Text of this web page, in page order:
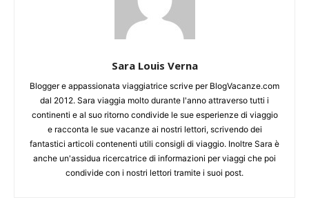
Sara Louis Verna
Blogger e appassionata viaggiatrice scrive per BlogVacanze.com
dal 2012. Sara viaggia molto durante l'anno attraverso tutti i
continenti e al suo ritorno condivide le sue esperienze di viaggio
e racconta le sue vacanze ai nostri lettori, scrivendo dei
fantastici articoli contenenti utili consigli di viaggio. Inoltre Sara è
anche un'assidua ricercatrice di informazioni per viaggi che poi
condivide con i nostri lettori tramite i suoi post.